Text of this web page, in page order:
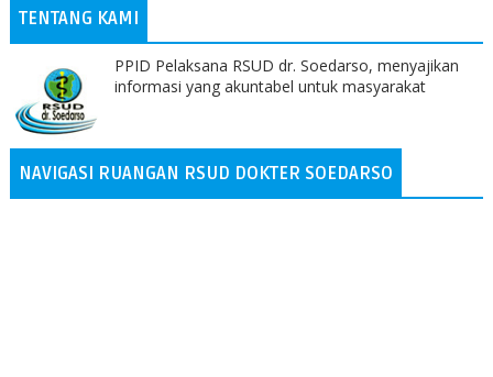
TENTANG KAMI
PPID Pelaksana RSUD dr. Soedarso, menyajikan
informasi yang akuntabel untuk masyarakat
NAVIGASI RUANGAN RSUD DOKTER SOEDARSO